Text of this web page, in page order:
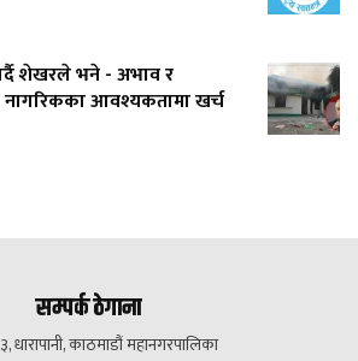
शेखरले भने - अभाव र
नागरिकका आवश्यकतामा खर्च
सम्पर्क ठेगाना
धारापानी, काठमाडौं महानगरपालिका